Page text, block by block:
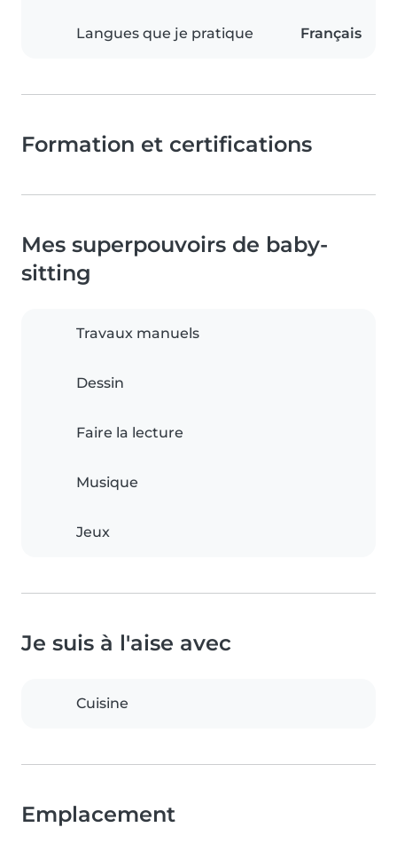
Langues que je pratique Français
Formation et certifications
Mes superpouvoirs de baby-
sitting
Travaux manuels
Dessin
Faire la lecture
Musique
Jeux
Je suis à l'aise avec
Cuisine
Emplacement